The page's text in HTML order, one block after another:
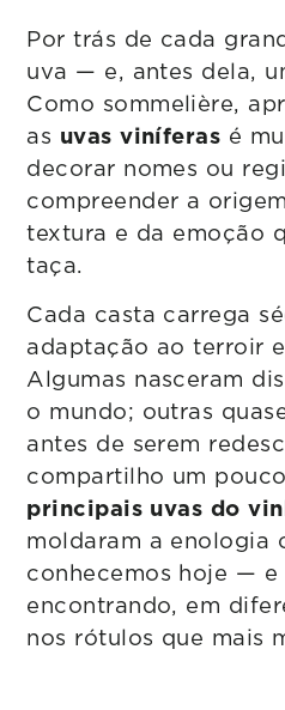
Por trás de cada
uva — e, antes dela,
Como sommelière,
as uvas viníferas é
decorar nomes ou
compreender a
textura e da emoção
taça.
Cada casta carrega
adaptação ao terroir
Algumas nasceram
o mundo; outras
antes de serem
compartilho um
principais uvas do
moldaram a enologia
conhecemos hoje — e
encontrando, em
nos rótulos que mais